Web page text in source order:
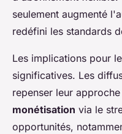
seulement augmenté
redéfini les standards
Les implications pour
significatives. Les
repenser leur
monétisation via le
opportunités,